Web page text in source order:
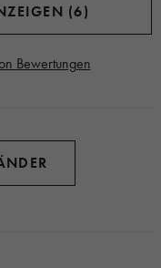
(6)
Bewertungen